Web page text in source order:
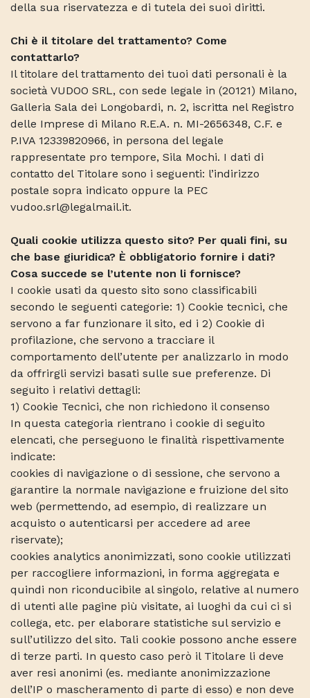
della sua riservatezza e di tutela dei suoi diritti.
Chi è il titolare del trattamento? Come
contattarlo?
Il titolare del trattamento dei tuoi dati personali è la
società VUDOO SRL, con sede legale in (20121) Milano,
Galleria Sala dei Longobardi, n. 2, iscritta nel Registro
delle Imprese di Milano R.E.A. n. MI-2656348, C.F. e
P.IVA 12339820966, in persona del legale
rappresentate pro tempore, Sila Mochi. I dati di
contatto del Titolare sono i seguenti: l’indirizzo
postale sopra indicato oppure la PEC
vudoo.srl@legalmail.it.
Quali cookie utilizza questo sito? Per quali fini, su
che base giuridica? È obbligatorio fornire i dati?
Cosa succede se l’utente non li fornisce?
I cookie usati da questo sito sono classificabili
secondo le seguenti categorie: 1) Cookie tecnici, che
servono a far funzionare il sito, ed i 2) Cookie di
profilazione, che servono a tracciare il
comportamento dell’utente per analizzarlo in modo
da offrirgli servizi basati sulle sue preferenze. Di
seguito i relativi dettagli:
1) Cookie Tecnici, che non richiedono il consenso
In questa categoria rientrano i cookie di seguito
elencati, che perseguono le finalità rispettivamente
indicate:
cookies di navigazione o di sessione, che servono a
garantire la normale navigazione e fruizione del sito
web (permettendo, ad esempio, di realizzare un
acquisto o autenticarsi per accedere ad aree
riservate);
cookies analytics anonimizzati, sono cookie utilizzati
per raccogliere informazioni, in forma aggregata e
quindi non riconducibile al singolo, relative al numero
di utenti alle pagine più visitate, ai luoghi da cui ci si
collega, etc. per elaborare statistiche sul servizio e
sull’utilizzo del sito. Tali cookie possono anche essere
di terze parti. In questo caso però il Titolare li deve
aver resi anonimi (es. mediante anonimizzazione
dell’IP o mascheramento di parte di esso) e non deve